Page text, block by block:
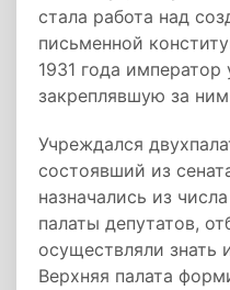
стала работа над
письменной
1931 года
закреплявшую за
Учреждался
состоявший из
назначались из
палаты депутатов,
осуществляли знать
Верхняя палата